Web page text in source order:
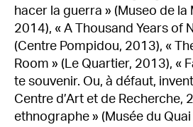
hacer la guerra » (Museo de
2014), « A Thousand Years of
(Centre Pompidou, 2013), «
Room » (Le Quartier, 2013), «
te souvenir. Ou, à défaut,
Centre d’Art et de Recherche,
ethnographe » (Musée du